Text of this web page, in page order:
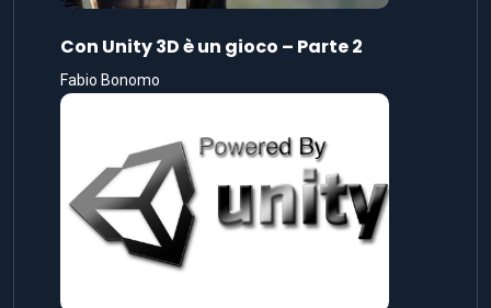
Con Unity 3D è un gioco – Parte 2
Fabio Bonomo